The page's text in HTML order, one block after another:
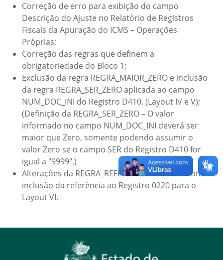
Correção de erro para exibição do campo
Descrição do Ajuste no Relatório de Registros
Fiscais da Apuração do ICMS – Operações
Próprias;
Correção das regras que definem a
obrigatoriedade do Bloco 1;
Exclusão da regra REGRA_MAIOR_ZERO e inclusão
da regra REGRA_SER_ZERO aplicada ao campo
NUM_DOC_INI do Registro D410. (Layout IV e V);
(Definição da REGRA_SER_ZERO – O valor
informado no campo NUM_DOC_INI deverá ser
maior que Zero, somente podendo assumir o
valor Zero se o campo SER do Registro D410 for
igual a "9999".)
Alterações da REGRA_REFERENCIADO_UNID com a
inclusão da referência ao Registro 0220 para o
Layout VI.